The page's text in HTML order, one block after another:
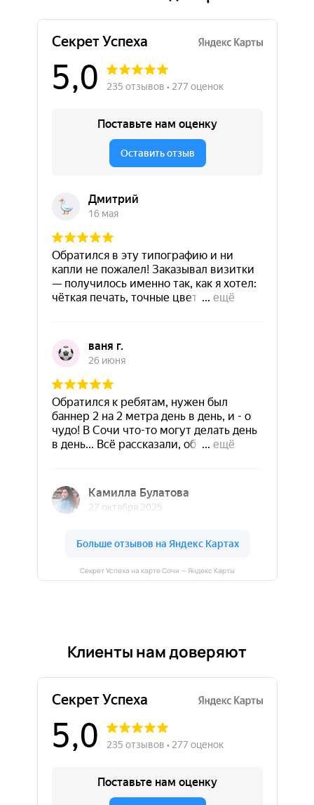
Секрет Успеха на карте Сочи — Яндекс Карты
Клиенты нам доверяют